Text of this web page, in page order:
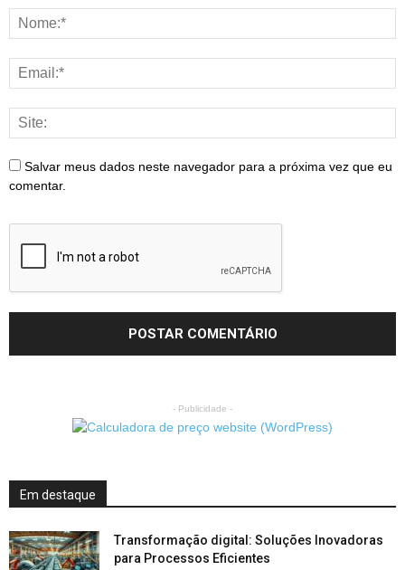
Salvar meus dados neste navegador para a próxima vez que eu
comentar.
- Publicidade -
Em destaque
Transformação digital: Soluções Inovadoras
para Processos Eficientes